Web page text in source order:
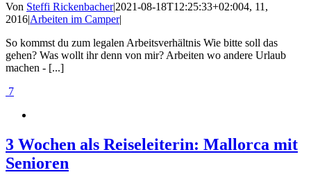
Von Steffi Rickenbacher|2021-08-18T12:25:33+02:004, 11,
2016|Arbeiten im Camper|
So kommst du zum legalen Arbeitsverhältnis Wie bitte soll das
gehen? Was wollt ihr denn von mir? Arbeiten wo andere Urlaub
machen - [...]
7
3 Wochen als Reiseleiterin: Mallorca mit
Senioren